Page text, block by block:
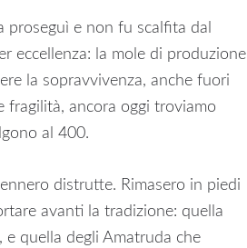
proseguì e non fu scalfita dal
eccellenza: la mole di produzione
la sopravvivenza, anche fuori
fragilità, ancora oggi troviamo
al 400.
distrutte. Rimasero in piedi
avanti la tradizione: quella
quella degli Amatruda che